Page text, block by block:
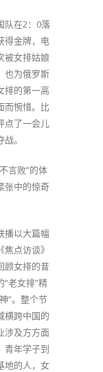
队在2：0落
得金牌，电
被女排姑娘
也为俄罗斯
排的第一高
而惋惜。比
点了一会儿
。
言败”的体
张中的惊奇
播以大篇幅
点访谈》
顾女排的昔
“老女排”精
”。整个节
横跨中国的
涉及方方面
青年学子到
地的人，女